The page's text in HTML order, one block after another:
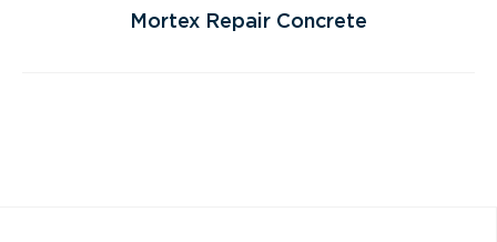
Mortex Repair Concrete